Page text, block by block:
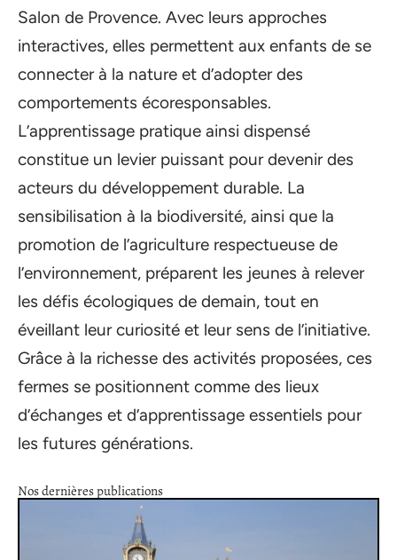
Salon de Provence. Avec leurs approches
interactives, elles permettent aux enfants de se
connecter à la nature et d’adopter des
comportements écoresponsables.
L’apprentissage pratique ainsi dispensé
constitue un levier puissant pour devenir des
acteurs du développement durable. La
sensibilisation à la biodiversité, ainsi que la
promotion de l’agriculture respectueuse de
l’environnement, préparent les jeunes à relever
les défis écologiques de demain, tout en
éveillant leur curiosité et leur sens de l’initiative.
Grâce à la richesse des activités proposées, ces
fermes se positionnent comme des lieux
d’échanges et d’apprentissage essentiels pour
les futures générations.
Nos dernières publications